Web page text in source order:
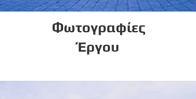
Φωτογραφίες
Έργου